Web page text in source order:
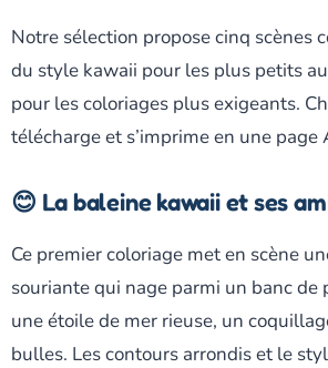
Notre sélection propose cinq scènes
du style kawaii pour les plus petits
pour les coloriages plus exigeants.
télécharge et s’imprime en une page
😊 La baleine kawaii et ses
Ce premier coloriage met en scène
souriante qui nage parmi un banc de
une étoile de mer rieuse, un
bulles. Les contours arrondis et le